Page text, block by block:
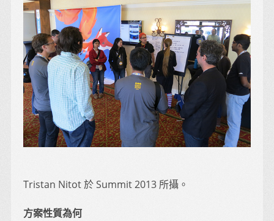
Tristan Nitot 於 Summit 2013 所攝。
方案性質為何